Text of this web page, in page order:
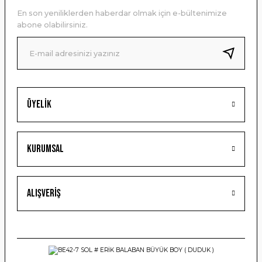
Ürün bilgilerinde hatalar bulunuyor.
Ürün fiyatı diğer sitelerden daha pahalı.
Bu ürüne benzer farklı alternatifler olmalı.
Gönder
Üyelik
Kurumsal
Alışveriş
En son yeniliklerden haberdar olmak için e-bültenimize
abone olabilirsiniz.